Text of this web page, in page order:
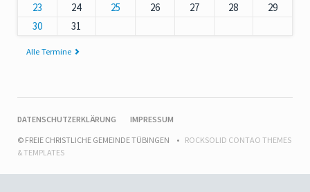
23
24 25 26 27 28
29
30
31
Alle Termine
NAVIGATION
DATENSCHUTZERKLÄRUNG
IMPRESSUM
© FREIE CHRISTLICHE GEMEINDE TÜBINGEN
ROCKSOLID CONTAO THEMES
& TEMPLATES